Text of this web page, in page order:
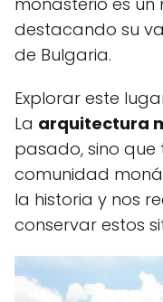
destacando su
de Bulgaria.
Explorar este
La arquitectura
pasado, sino que
comunidad
la historia y nos
conservar estos